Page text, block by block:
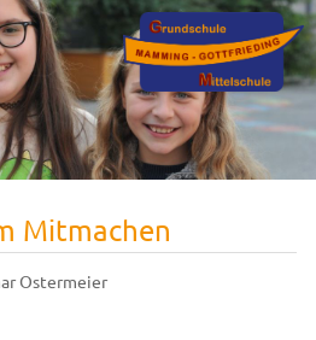
Mitmachen
Ostermeier